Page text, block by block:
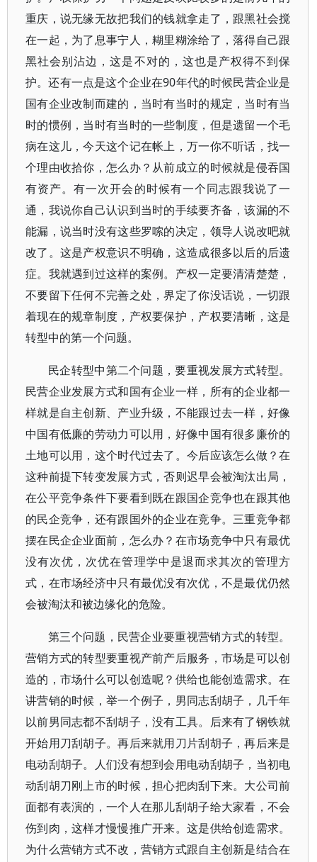
重庆，说无缘无故把我们的钱就拿走了，跟黑社会搅
在一起，为了息事宁人，糊里糊涂给了，落得自己跟
黑社会别沾边，这是不对的，这也是产权得不到保
护。还有一点是这个企业在90年代的时候民营企业是
国有企业改制而建的，当时有当时的规定，当时有当
时的惯例，当时有当时的一些制度，但是遗留一个毛
病在这儿，今天这个记在帐上，万一你不听话，找一
个理由收拾你，怎么办？从前成立的时候就是侵吞国
有资产。有一次开会的时候有一个同志跟我说了一
通，我说你自己认识到当时的手续要齐备，该漏的不
能漏，说当时没有这些罗嗦的决定，领导人说改吧就
改了。这是产权意识不明确，这造成很多以后的后遗
症。我就遇到过这样的案例。产权一定要清清楚楚，
不要留下任何不完善之处，界定了你没话说，一切跟
着现在的规章制度，产权要保护，产权要清晰，这是
转型中的第一个问题。
民企转型中第二个问题，要重视发展方式转型。
民营企业发展方式和国有企业一样，所有的企业都一
样就是自主创新、产业升级，不能跟过去一样，好像
中国有低廉的劳动力可以用，好像中国有很多廉价的
土地可以用，这个时代过去了。今后应该怎么做？在
这种前提下转变发展方式，否则迟早会被淘汰出局，
在公平竞争条件下要看到既在跟国企竞争也在跟其他
的民企竞争，还有跟国外的企业在竞争。三重竞争都
摆在民企企业面前，怎么办？在市场竞争中只有最优
没有次优，次优在管理学中是退而求其次的管理方
式，在市场经济中只有最优没有次优，不是最优仍然
会被淘汰和被边缘化的危险。
第三个问题，民营企业要重视营销方式的转型。
营销方式的转型要重视产前产后服务，市场是可以创
造的，市场什么可以创造呢？供给也能创造需求。在
讲营销的时候，举一个例子，男同志刮胡子，几千年
以前男同志都不刮胡子，没有工具。后来有了钢铁就
开始用刀刮胡子。再后来就用刀片刮胡子，再后来是
电动刮胡子。人们没有想到会用电动刮胡子，当初电
动刮胡刀刚上市的时候，担心把肉刮下来。大公司前
面都有表演的，一个人在那儿刮胡子给大家看，不会
伤到肉，这样才慢慢推广开来。这是供给创造需求。
为什么营销方式不改，营销方式跟自主创新是结合在